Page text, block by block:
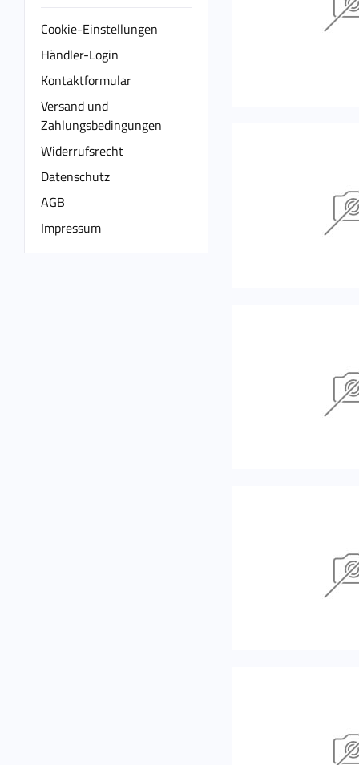
Cookie-Einstellungen
Händler-Login
Kontaktformular
Versand und
Zahlungsbedingungen
Widerrufsrecht
Datenschutz
AGB
Impressum